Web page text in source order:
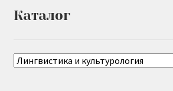
Каталог